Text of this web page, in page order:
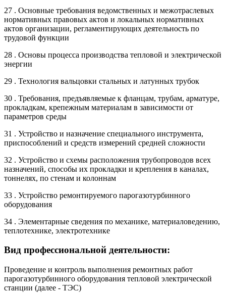
27 . Основные требования ведомственных и межотраслевых
нормативных правовых актов и локальных нормативных
актов организации, регламентирующих деятельность по
трудовой функции
28 . Основы процесса производства тепловой и электрической
энергии
29 . Технология вальцовки стальных и латунных трубок
30 . Требования, предъявляемые к фланцам, трубам, арматуре,
прокладкам, крепежным материалам в зависимости от
параметров среды
31 . Устройство и назначение специального инструмента,
приспособлений и средств измерений средней сложности
32 . Устройство и схемы расположения трубопроводов всех
назначений, способы их прокладки и крепления в каналах,
тоннелях, по стенам и колоннам
33 . Устройство ремонтируемого парогазотурбинного
оборудования
34 . Элементарные сведения по механике, материаловедению,
теплотехнике, электротехнике
Вид профессиональной деятельности:
Проведение и контроль выполнения ремонтных работ
парогазотурбинного оборудования тепловой электрической
станции (далее - ТЭС)